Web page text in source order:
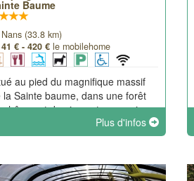
Baume
Nans (33.8 km)
41 € - 420 € le mobilehome
au pied du magnifique massif
la Sainte baume, dans une forêt
chênes et de pins notre camping
accueille dans une ambiance
et familiale.
Plus d'infos